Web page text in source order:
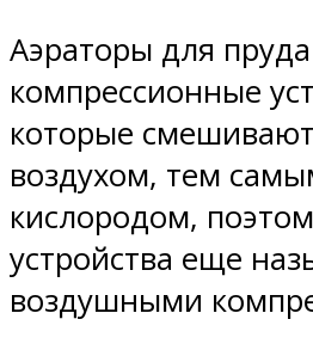
Аэраторы для
компрессионные
которые
воздухом, тем
кислородом,
устройства еще
воздушными